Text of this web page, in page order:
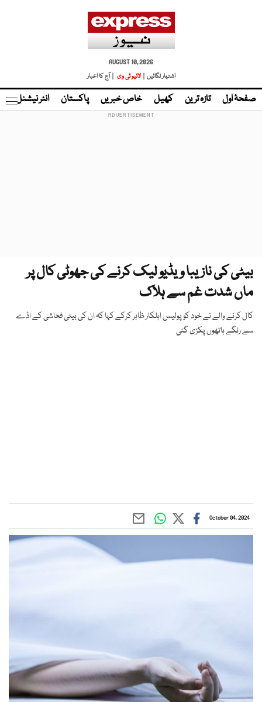
AUGUST 10, 2026
اشتہار لگائیں |
لائیو ٹی وی | آج کا اخبار
صفحۂ اول تازہ ترین کھیل خاص خبریں پاکستان انٹر نیشنل
بیٹی کی نازیبا ویڈیو لیک کرنے کی جھوٹی کال پر
ماں شدت غم سے ہلاک
کال کرنے والے نے خود کو پولیس اہلکار ظاہر کرکے کہا کہ ان کی بیٹی فحاشی کے اڈے
سے رنگے ہاتھوں پکڑی گئی
October 04, 2024